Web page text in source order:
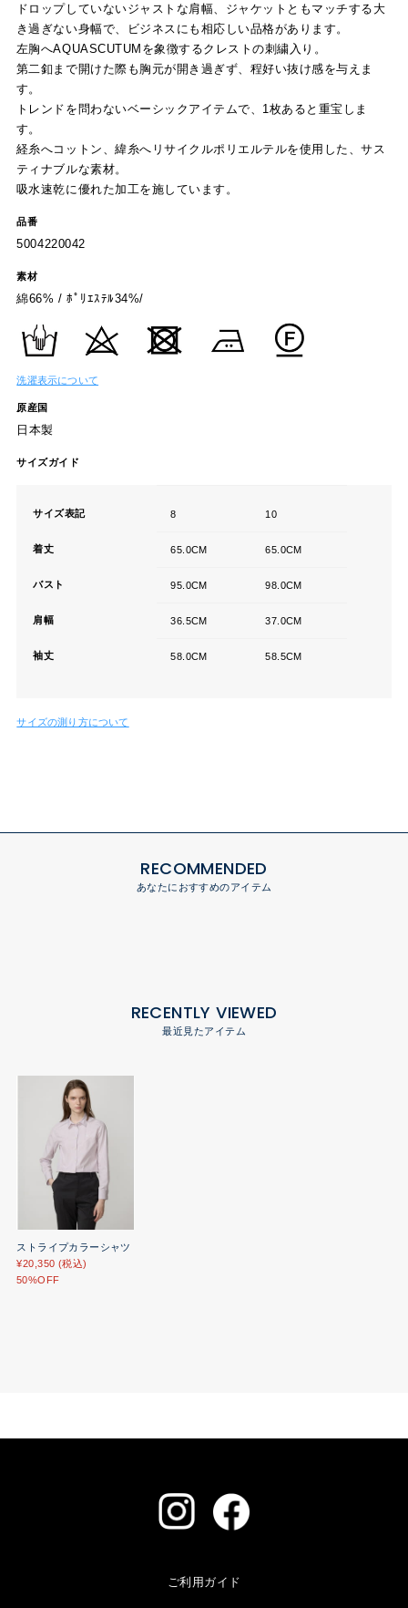
ドロップしていないジャストな肩幅、ジャケットともマッチする大
き過ぎない身幅で、ビジネスにも相応しい品格があります。
左胸へAQUASCUTUMを象徴するクレストの刺繍入り。
第二釦まで開けた際も胸元が開き過ぎず、程好い抜け感を与えま
す。
トレンドを問わないベーシックアイテムで、1枚あると重宝しま
す。
経糸へコットン、緯糸へリサイクルポリエルテルを使用した、サス
ティナブルな素材。
吸水速乾に優れた加工を施しています。
品番
5004220042
素材
綿66% / ﾎﾟﾘｴｽﾃﾙ34%/
洗濯表示について
原産国
日本製
サイズガイド
サイズ表記 8 10
着丈 65.0CM 65.0CM
バスト 95.0CM 98.0CM
肩幅 36.5CM 37.0CM
袖丈 58.0CM 58.5CM
サイズの測り方について
RECOMMENDED
あなたにおすすめのアイテム
RECENTLY VIEWED
最近見たアイテム
ストライプカラーシャツ
¥20,350 (税込)
50%OFF
ご利用ガイド